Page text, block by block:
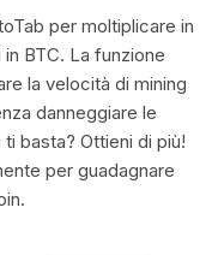
per moltiplicare in
BTC. La funzione
la velocità di mining
danneggiare le
basta? Ottieni di più!
per guadagnare